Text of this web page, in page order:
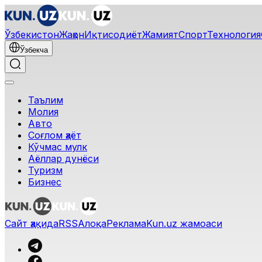
ЎзбекистонЖаҳонИқтисодиётЖамиятСпортТехнология
Ўзбекча
Таълим
Молия
Авто
Соғлом ҳаёт
Кўчмас мулк
Аёллар дунёси
Туризм
Бизнес
Сайт ҳақидаRSSАлоқаРекламаKun.uz жамоаси